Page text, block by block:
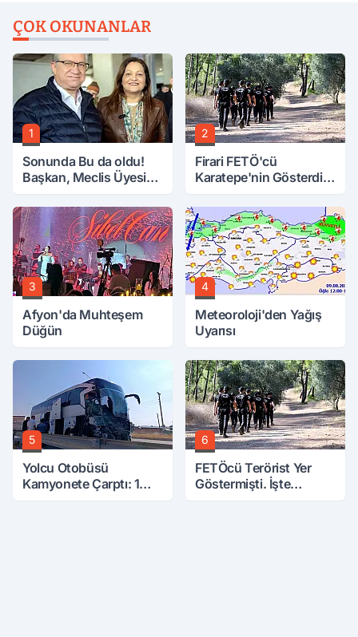
ÇOK OKUNANLAR
1
Sonunda Bu da oldu!
Başkan, Meclis Üyesini
Attırdı
2
Firari FETÖ'cü
Karatepe'nin Gösterdiği
Aranıyor
3
Afyon'da Muhteşem
Düğün
4
Meteoroloji'den Yağış
Uyarısı
5
Yolcu Otobüsü
Kamyonete Çarptı: 1
6
FETÖcü Terörist Yer
Göstermişti. İşte